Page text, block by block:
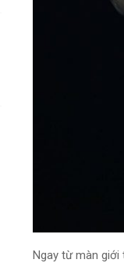
Ngay từ màn giới